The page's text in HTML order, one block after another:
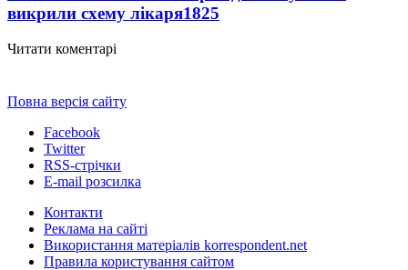
викрили схему лікаря1825
Читати коментарі
Повна версія сайту
Facebook
Twitter
RSS-стрічки
E-mail розсилка
Контакти
Реклама на сайті
Використання матеріалів korrespondent.net
Правила користування сайтом